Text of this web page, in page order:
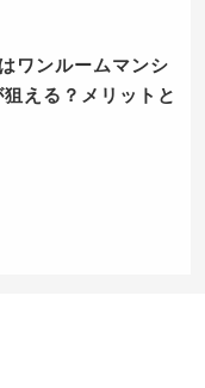
ワンルームマンシ
える？メリットと